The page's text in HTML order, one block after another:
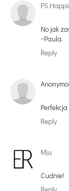
No jak
~Paula.
Reply
Perfekcja
Reply
Mju
Cudnie!